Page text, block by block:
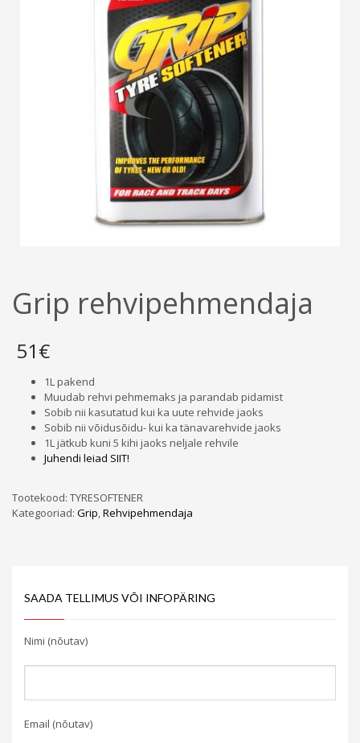
Grip rehvipehmendaja
51€
1L pakend
Muudab rehvi pehmemaks ja parandab pidamist
Sobib nii kasutatud kui ka uute rehvide jaoks
Sobib nii võidusõidu- kui ka tänavarehvide jaoks
1L jätkub kuni 5 kihi jaoks neljale rehvile
Juhendi leiad SIIT!
Tootekood: TYRESOFTENER
Kategooriad: Grip,Rehvipehmendaja
SAADA TELLIMUS VÕI INFOPÄRING
Nimi (nõutav)
Email (nõutav)